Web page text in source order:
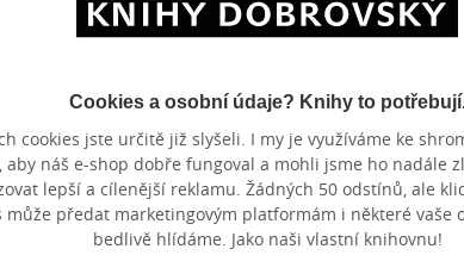
pevná vazba
498 g
DOTISKU
19.05.2025
9788076374638
Cookies a osobní údaje? Knihy to
cookies jste určitě již slyšeli. I my je využíváme ke
aby náš e-shop dobře fungoval a mohli jsme ho nadále
lepší a cílenější reklamu. Žádných 50 odstínů, ale
může předat marketingovým platformám i některé vaše
bedlivě hlídáme. Jako naši vlastní knihovnu!